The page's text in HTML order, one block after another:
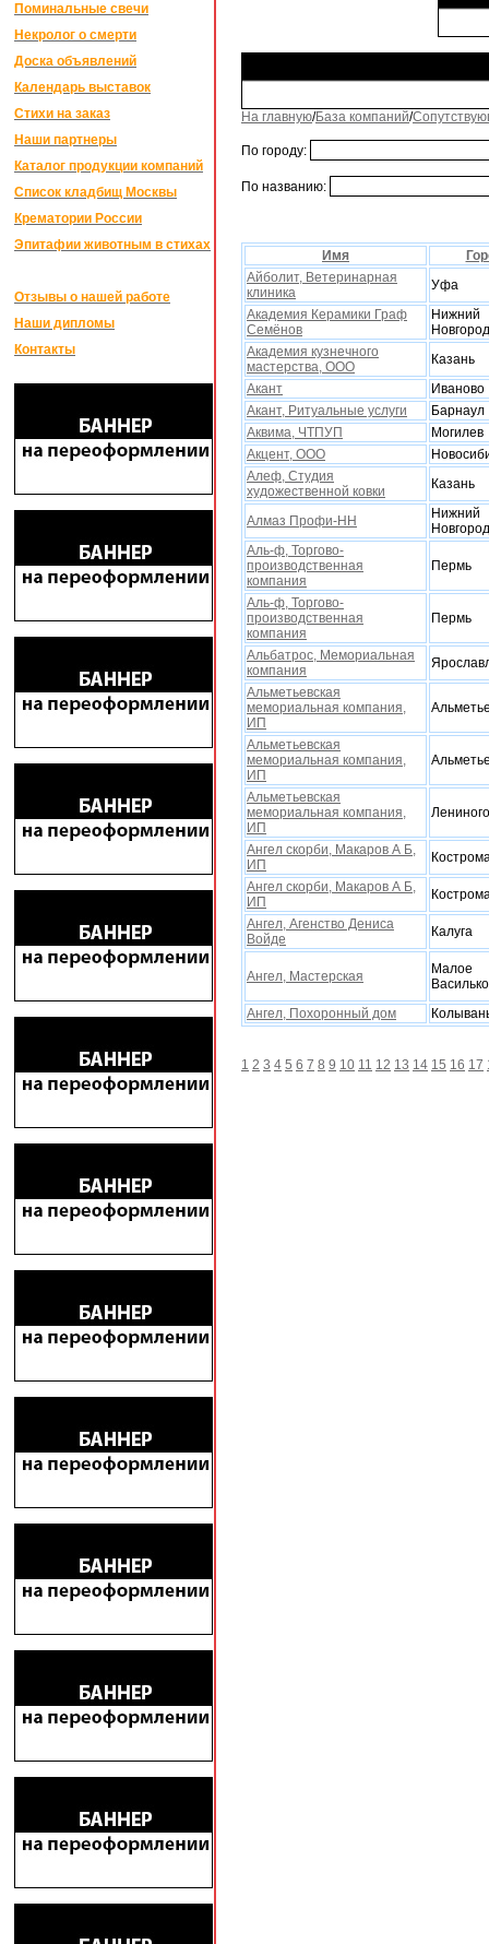
Поминальные свечи
Некролог о смерти
Доска объявлений
Календарь выставок
Стихи на заказ
Наши партнеры
Каталог продукции компаний
Список кладбищ Москвы
Крематории России
Эпитафии животным в стихах
Отзывы о нашей работе
Наши дипломы
Контакты
На главную/База компаний/
По городу:
По названию:
Имя
Айболит, Ветеринарная
клиника
Уфа
Академия Керамики Граф
Семёнов
Нижний
Новгород
Академия кузнечного
мастерства, ООО
Казань
Акант
Иваново
Акант, Ритуальные услуги
Барнаул
Аквима, ЧТПУП
Могилев
Акцент, ООО
Алеф, Студия
xудожественной ковки
Казань
Алмаз Профи-НН
Нижний
Новгород
Аль-ф, Торгово-
производственная
компания
Пермь
Аль-ф, Торгово-
производственная
компания
Пермь
Альбатрос, Мемориальная
компания
Альметьевская
мемориальная компания,
ИП
Альметьевская
мемориальная компания,
ИП
Альметьевская
мемориальная компания,
ИП
Ангел скорби, Макаров А Б,
ИП
Ангел скорби, Макаров А Б,
ИП
Ангел, Агенство Дениса
Войде
Калуга
Ангел, Мастерская
Малое
Ангел, Поxоронный дом
1 2 3 4 5 6 7 8 9 10 11 12 13 14 15 16 17